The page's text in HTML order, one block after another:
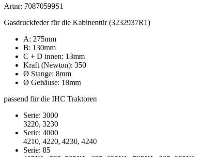
Artnr: 70870599S1
Gasdruckfeder für die Kabinentür (3232937R1)
A: 275mm
B: 130mm
C + D innen: 13mm
Kraft (Newton): 350
Ø Stange: 8mm
Ø Gehäuse: 18mm
passend für die IHC Traktoren
Serie: 3000
3220, 3230
Serie: 4000
4210, 4220, 4230, 4240
Serie: 85